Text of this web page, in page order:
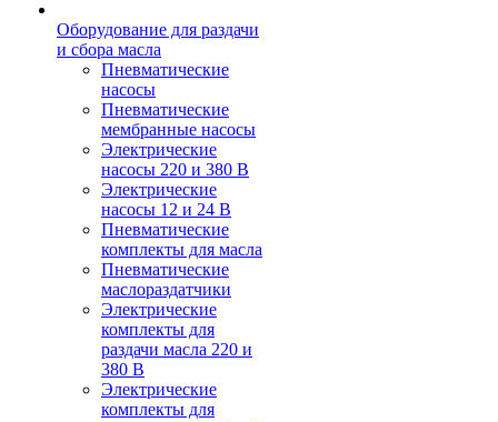
Оборудование для раздачи
и сбора масла
Пневматические
насосы
Пневматические
мембранные насосы
Электрические
насосы 220 и 380 В
Электрические
насосы 12 и 24 В
Пневматические
комплекты для масла
Пневматические
маслораздатчики
Электрические
комплекты для
раздачи масла 220 и
380 В
Электрические
комплекты для